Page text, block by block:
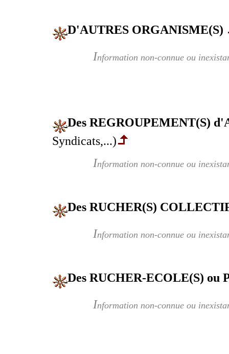
D'AUTRES ORGANISME(S)
Information non-connue ou
Des REGROUPEMENT(S)
Syndicats,...)
Information non-connue ou
Des RUCHER(S)
Information non-connue ou
Des RUCHER-ECOLE(S) ou
Information non-connue ou